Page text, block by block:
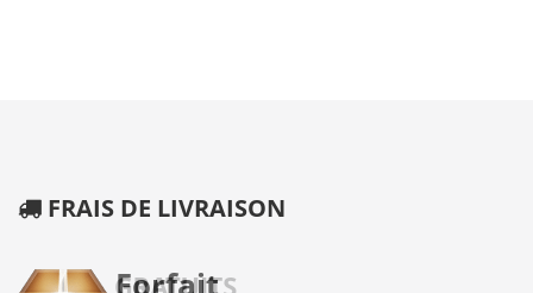
FRAIS DE LIVRAISON